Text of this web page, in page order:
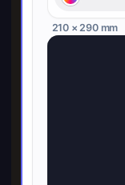
210 × 290 mm